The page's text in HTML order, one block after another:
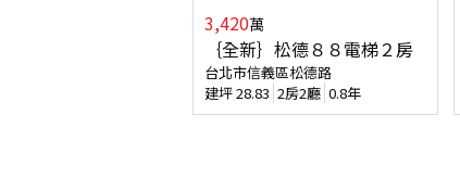
3,420萬
｛全新｝松德８８電梯２房
台北市信義區松德路
建坪28.83 2房2廳 0.8年